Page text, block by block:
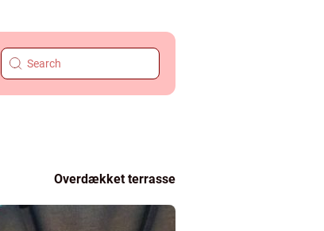
Overdækket terrasse